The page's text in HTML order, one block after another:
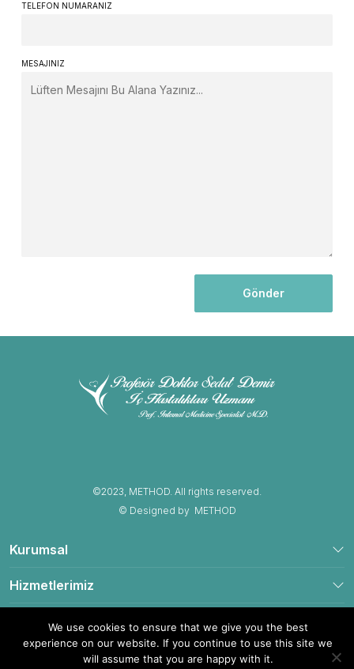
TELEFON NUMARANIZ
MESAJINIZ
©2023, METHOD. All rights reserved.
© Designed by METHOD
Kurumsal
Hizmetlerimiz
İletişim Bilgileri
We use cookies to ensure that we give you the best
experience on our website. If you continue to use this site we
will assume that you are happy with it.